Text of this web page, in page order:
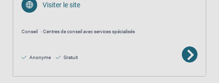
Visiter le site
Conseil Centres de conseil avec services spécialisés
Anonyme Gratuit